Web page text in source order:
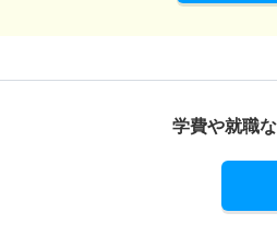
学費や就職